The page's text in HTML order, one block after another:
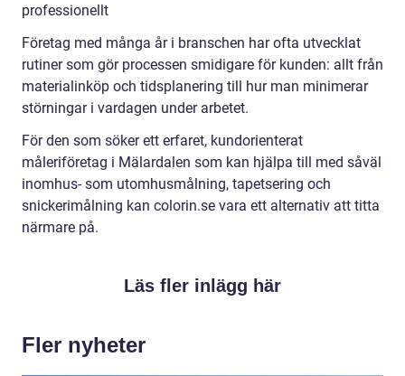
professionellt
Företag med många år i branschen har ofta utvecklat
rutiner som gör processen smidigare för kunden: allt från
materialinköp och tidsplanering till hur man minimerar
störningar i vardagen under arbetet.
För den som söker ett erfaret, kundorienterat
måleriföretag i Mälardalen som kan hjälpa till med såväl
inomhus- som utomhusmålning, tapetsering och
snickerimålning kan colorin.se vara ett alternativ att titta
närmare på.
Läs fler inlägg här
Fler nyheter